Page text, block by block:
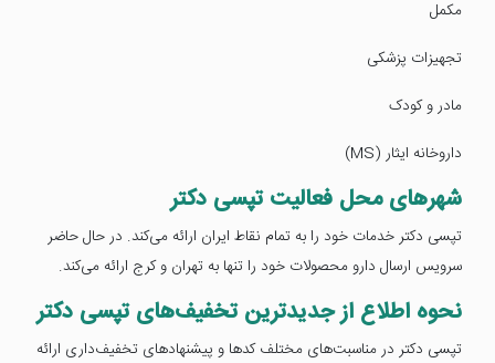
مکمل
تجهیزات پزشکی
مادر و کودک
داروخانه ایثار (MS)
شهرهای محل فعالیت تپسی دکتر
تپسی دکتر خدمات خود را به تمام نقاط ایران ارائه می‌کند. در حال حاضر
سرویس ارسال دارو محصولات خود را تنها به تهران و کرج ارائه می‌کند.
نحوه اطلاع از جدیدترین تخفیف‌های تپسی دکتر
تپسی دکتر در مناسبت‌های مختلف کدها و پیشنهادهای تخفیف‌داری ارائه